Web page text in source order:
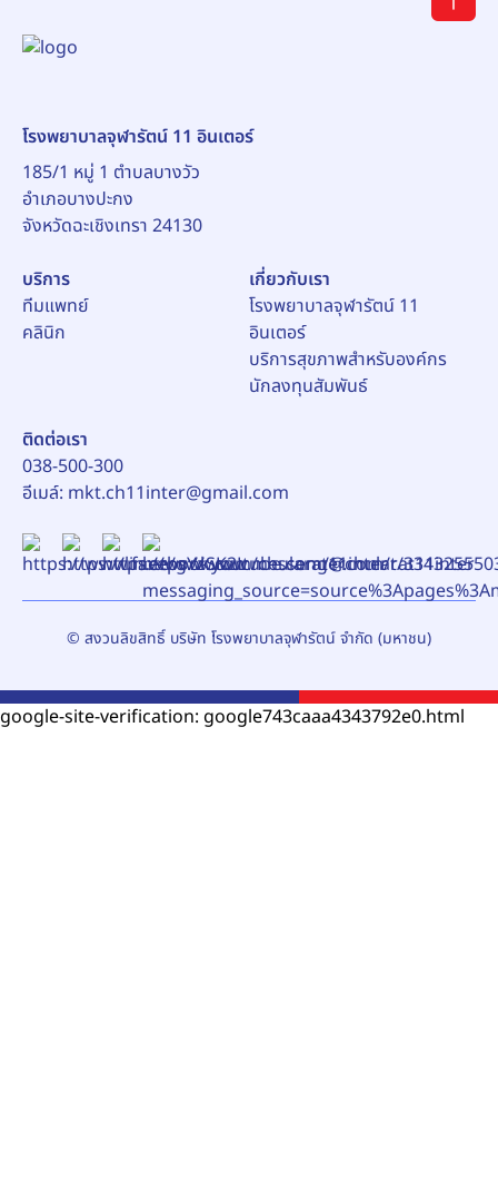
โรงพยาบาลจุฬารัตน์ 11 อินเตอร์
185/1 หมู่ 1 ตำบลบางวัว
อำเภอบางปะกง
บริการ
ทีมแพทย์
คลินิก
เกี่ยวกับเรา
โรงพยาบาลจุฬารัตน์ 11
อินเตอร์
บริการสุขภาพสำหรับองค์กร
นักลงทุนสัมพันธ์
ติดต่อเรา
038-500-300
อีเมล์: mkt.ch11inter@gmail.com
© สงวนลิขสิทธิ์ บริษัท โรงพยาบาลจุฬารัตน์ จำกัด (มหาชน)
google-site-verification: google743caaa4343792e0.html